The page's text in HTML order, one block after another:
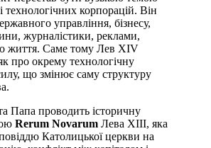
технологічних корпорацій. Він
управління, бізнесу,
журналістики, реклами,
життя. Саме тому Лев XIV
про окрему технологічну
що змінює саму структуру
Папа проводить історичну
Rerum Novarum Лева XIII, яка
Католицької церкви на